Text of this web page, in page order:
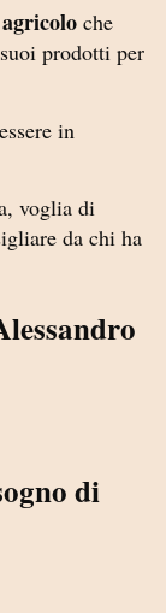
che
prodotti per
in
voglia di
da chi ha
di